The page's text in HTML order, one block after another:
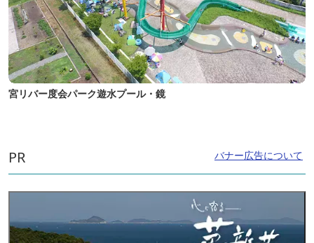
宮リバー度会パーク遊水プール・鏡
PR バナー広告について